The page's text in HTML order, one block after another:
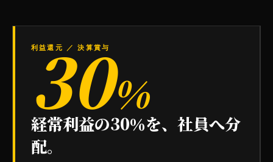
利益還元 ／ 決算賞与
30%
経常利益の30％を、社員へ分
配。